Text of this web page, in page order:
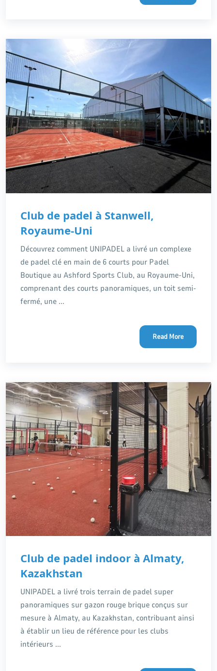
Club de padel à Stanwell,
Royaume-Uni
Découvrez comment UNIPADEL a livré un complexe
de padel clé en main de 6 courts pour Padel
Boutique au Ashford Sports Club, au Royaume-Uni,
comprenant des courts panoramiques, un toit semi-
fermé, une ...
Read More
Club de padel indoor à Almaty,
Kazakhstan
UNIPADEL a livré trois terrain de padel super
panoramiques sur gazon rouge brique conçus sur
mesure à Almaty, au Kazakhstan, contribuant ainsi
à établir un lieu de référence pour les clubs
intérieurs ...